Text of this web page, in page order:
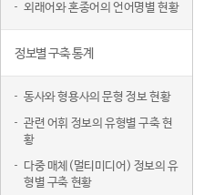
외래어와 혼종어의 언어명별 현황
정보별 구축 통계
동사와 형용사의 문형 정보 현황
관련 어휘 정보의 유형별 구축 현
황
다중 매체(멀티미디어) 정보의 유
형별 구축 현황